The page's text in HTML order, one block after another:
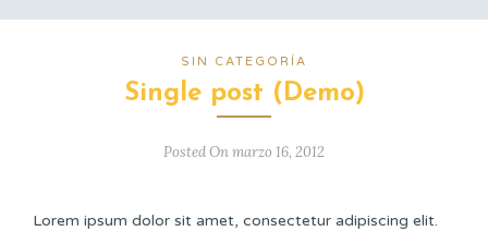
SIN CATEGORÍA
Single post (Demo)
Posted On marzo 16, 2012
Lorem ipsum dolor sit amet, consectetur adipiscing elit.